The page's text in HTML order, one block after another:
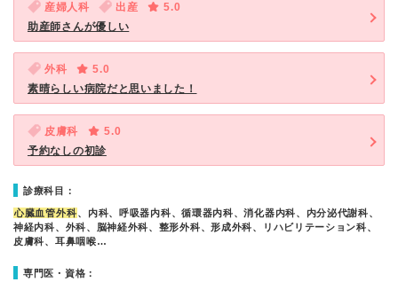
産婦人科 出産
5.0
助産師さんが優しい
外科
5.0
素晴らしい病院だと思いました！
皮膚科
5.0
予約なしの初診
診療科目：
心臓血管外科、内科、呼吸器内科、循環器内科、消化器内科、内分泌代謝科、
神経内科、外科、脳神経外科、整形外科、形成外科、リハビリテーション科、
皮膚科、耳鼻咽喉…
専門医・資格：